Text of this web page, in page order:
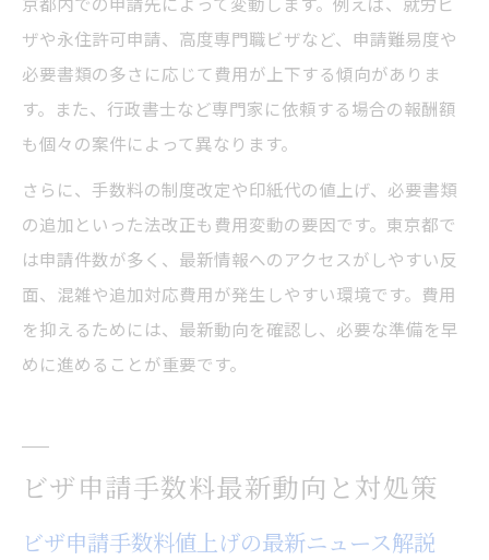
ザや永住許可申請、高度専門職ビザなど、申請難易度や
必要書類の多さに応じて費用が上下する傾向がありま
す。また、行政書士など専門家に依頼する場合の報酬額
も個々の案件によって異なります。
さらに、手数料の制度改定や印紙代の値上げ、必要書類
の追加といった法改正も費用変動の要因です。東京都で
は申請件数が多く、最新情報へのアクセスがしやすい反
面、混雑や追加対応費用が発生しやすい環境です。費用
を抑えるためには、最新動向を確認し、必要な準備を早
めに進めることが重要です。
ビザ申請手数料最新動向と対処策
ビザ申請手数料値上げの最新ニュース解説